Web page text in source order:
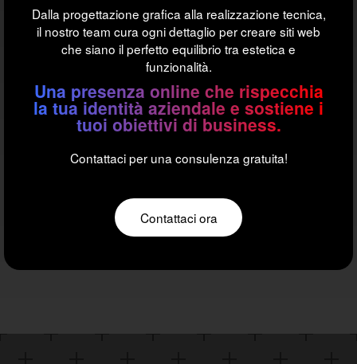
Dalla progettazione grafica alla realizzazione tecnica,
il nostro team cura ogni dettaglio per creare siti web
che siano il perfetto equilibrio tra estetica e
funzionalità.
Una presenza online che rispecchia
la tua identità aziendale e sostiene i
tuoi obiettivi di business.
Contattaci per una consulenza gratuita!
Contattaci ora